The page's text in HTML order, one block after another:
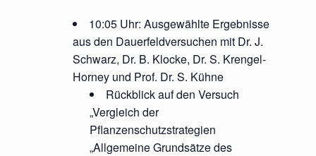
10:05 Uhr: Ausgewählte Ergebnisse
aus den Dauerfeldversuchen mit Dr. J.
Schwarz, Dr. B. Klocke, Dr. S. Krengel-
Horney und Prof. Dr. S. Kühne
Rückblick auf den Versuch
„Vergleich der
Pflanzenschutzstrategien
„Allgemeine Grundsätze des